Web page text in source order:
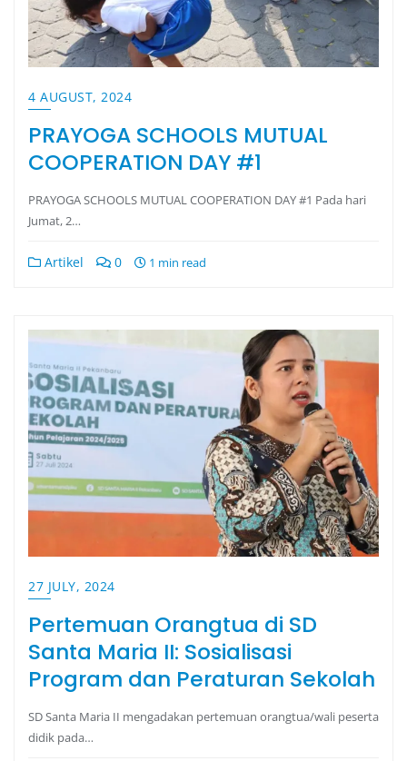
4 AUGUST, 2024
PRAYOGA SCHOOLS MUTUAL
COOPERATION DAY #1
PRAYOGA SCHOOLS MUTUAL COOPERATION DAY #1 Pada hari
Jumat, 2…
Artikel 0 1 min read
27 JULY, 2024
Pertemuan Orangtua di SD
Santa Maria II: Sosialisasi
Program dan Peraturan Sekolah
SD Santa Maria II mengadakan pertemuan orangtua/wali peserta
didik pada…